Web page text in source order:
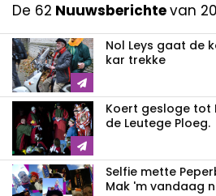
De 62 Nuuwsberichtevan
Nol Leys gaat de
kar trekke
Koert gesloge tot
de Leutege Ploeg.
Selfie mette
Mak 'm vandaag